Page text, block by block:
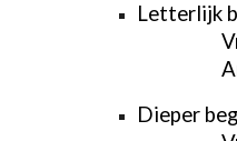
Letterlijk
Dieper